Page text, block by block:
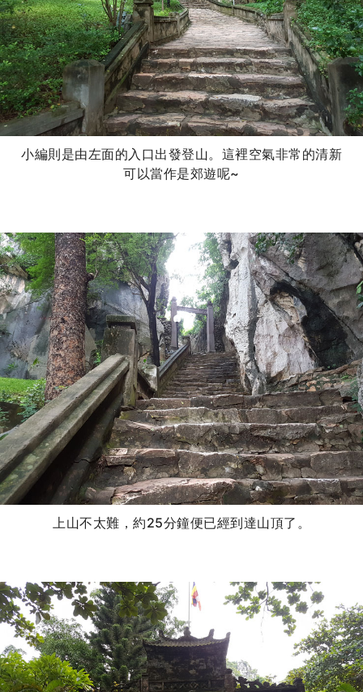
小編則是由左面的入口出發登山。這裡空氣非常的清新
可以當作是郊遊呢~
上山不太難，約25分鐘便已經到達山頂了。